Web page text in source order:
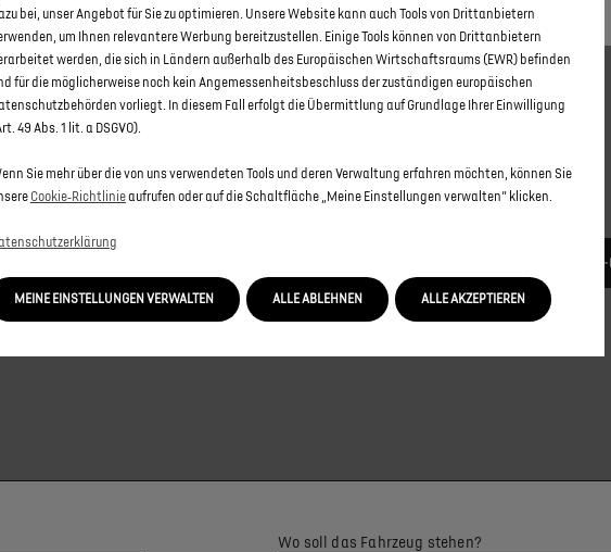
KARTE ANZUZEIGEN, AKZEPTIEREN SIE BITTE DIE FÜR MARKETING/WERBUNG
Wo soll das Fahrzeug stehen?
bei, unser Angebot für Sie zu optimieren. Unsere Website kann auch Tools von Drittanbietern
um Ihnen relevantere Werbung bereitzustellen. Einige Tools können von Drittanbietern
werden, die sich in Ländern außerhalb des Europäischen Wirtschaftsraums (EWR) befinden
für die möglicherweise noch kein Angemessenheitsbeschluss der zuständigen europäischen
vorliegt. In diesem Fall erfolgt die Übermittlung auf Grundlage Ihrer Einwilligung
49 Abs. 1 lit. a DSGVO).
Sie mehr über die von uns verwendeten Tools und deren Verwaltung erfahren möchten, können Sie
Cookie‑Richtlinieaufrufen oder auf die Schaltfläche „Meine Einstellungen verwalten“ klicken.
MEINE EINSTELLUNGEN VERWALTEN ALLE AKZEPTIEREN
ALLE ABLEHNEN